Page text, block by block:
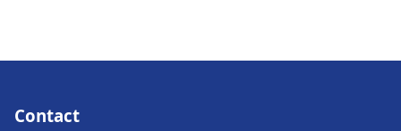
Contact